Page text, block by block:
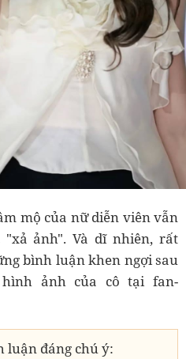
mộ của nữ diễn viên vẫn
"xả ảnh". Và dĩ nhiên, rất
bình luận khen ngợi sau
ảnh của cô tại fan-
luận đáng chú ý: